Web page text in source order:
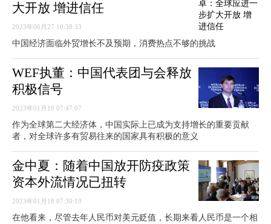
大开放 增进信任
2023年06月27 10:38:33
中国经济面临外贸增长不及预期，消费热点不够的挑战
WEF执董：中国代表团与会释放
积极信号
2023年01月19 07:47:07
作为全球第二大经济体，中国实际上已成为支持增长的重要贡献
者，对全球许多有贸易往来的国家具有积极的意义
金中夏：随着中国放开防疫政策
资本外流情况已扭转
2023年01月18 07:30:19
在他看来，尽管去年人民币对美元贬值，长期来看人民币是一个相